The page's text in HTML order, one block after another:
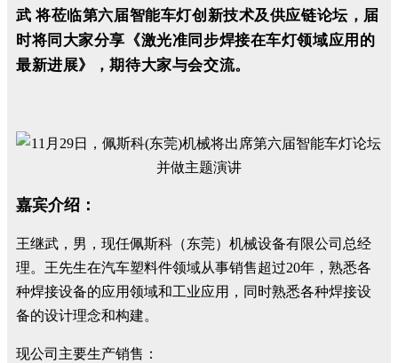
武 将莅临第六届智能车灯创新技术及供应链论坛，届
时将同大家分享《激光准同步焊接在车灯领域应用的
最新进展》，期待大家与会交流。
嘉宾介绍：
王继武，男，现任佩斯科（东莞）机械设备有限公司总经
理。王先生在汽车塑料件领域从事销售超过20年，熟悉各
种焊接设备的应用领域和工业应用，同时熟悉各种焊接设
备的设计理念和构建。
现公司主要生产销售：